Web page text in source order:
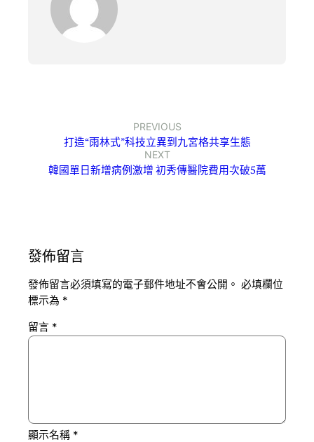
PREVIOUS
打造“雨林式”科技立異到九宮格共享生態
NEXT
韓國單日新增病例激增 初秀傳醫院費用次破5萬
發佈留言
發佈留言必須填寫的電子郵件地址不會公開。 必填欄位
標示為 *
留言 *
顯示名稱 *